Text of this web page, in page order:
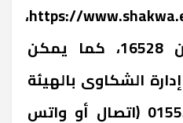
https://،
أو عبر الخط الساخن 16528، كما يمكن
الشكاوى بالهيئة
على الرقم: 01555771100 (اتصال أو واتس